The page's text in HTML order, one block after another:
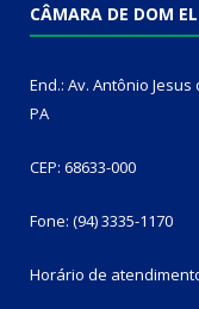
CÂMARA DE DOM
End.: Av. Antônio
PA
CEP: 68633-000
Fone: (94) 3335-1170
Horário de